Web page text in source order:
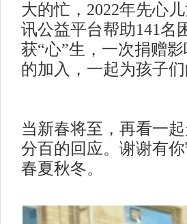
大的忙 ， 2022年先心
讯公益平台帮助141名
获“心”生 ， 一次捐赠
的加入 ， 一起为孩子
当新春将至，再看一
分百的回应。 谢谢有
春夏秋冬。